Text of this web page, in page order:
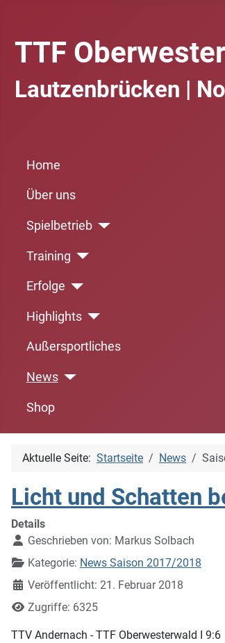
TTF
Lautzenbrücken |
Home
Über uns
Spielbetrieb
Training
Erfolge
Highlights
Außersportliches
News
Shop
Aktuelle Seite: Startseite News
Licht und Schatten
Details
Geschrieben von: Markus Solbach
Kategorie: News Saison 2017/2018
Veröffentlicht: 21. Februar 2018
Zugriffe: 6325
TTV Andernach - TTF Oberwesterwald I 9:6